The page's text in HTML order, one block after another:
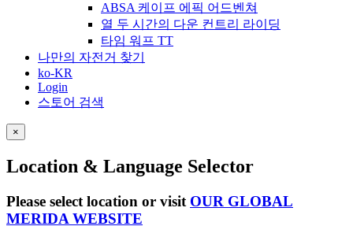
ABSA 케이프 에픽 어드벤쳐
열 두 시간의 다운 컨트리 라이딩
타임 워프 TT
나만의 자전거 찾기
ko-KR
Login
스토어 검색
×
Location & Language Selector
Please select location or visit OUR GLOBAL
MERIDA WEBSITE